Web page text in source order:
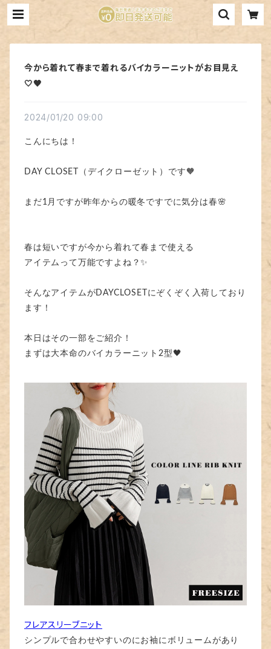
今から着れて春まで着れるバイカラーニットがお目見え
🤍🖤
2024/01/20 09:00
こんにちは！
DAY CLOSET（デイクローゼット）です🧡
まだ1月ですが昨年からの暖冬ですでに気分は春🌸
春は短いですが今から着れて春まで使える
アイテムって万能ですよね？✨
そんなアイテムがDAYCLOSETにぞくぞく入荷しており
ます！
本日はその一部をご紹介！
まずは大本命のバイカラーニット2型🖤
フレアスリーブニット
シンプルで合わせやすいのにお袖にボリュームがあり